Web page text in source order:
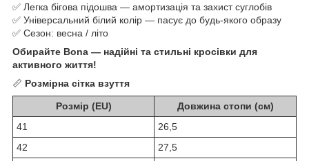
✅ Легка бігова підошва — амортизація та захист суглобів
✅ Універсальний білий колір — пасує до будь-якого образу
✅ Сезон: весна / літо
Обирайте Bona — надійні та стильні кросівки для
активного життя!
📏 Розмірна сітка взуття
Розмір (EU)
Довжина стопи (см)
41
26,5
42
27,5